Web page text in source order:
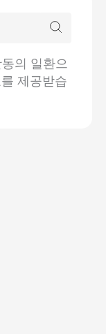
의 일환으
제공받습